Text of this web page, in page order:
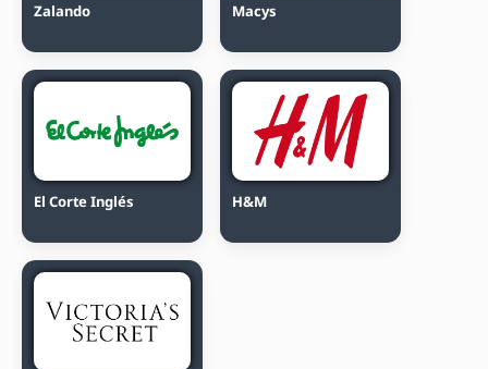
Zalando Macys
El Corte Inglés H&M